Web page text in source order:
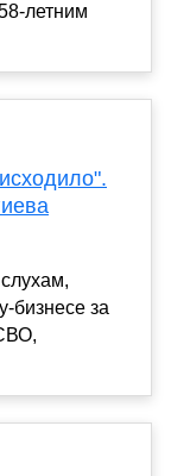
летним
бизнесе за